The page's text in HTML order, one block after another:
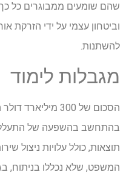
שהם שומעים ממבוגרים כל
וביטחון עצמי על ידי הזרקת
להשתנות.
מגבלות לימוד
הסכום של 300
בהתחשב בהשפעה של
תוצאות, כולל עלויות ניצול
המשפט, שלא נכללו בניתוח,